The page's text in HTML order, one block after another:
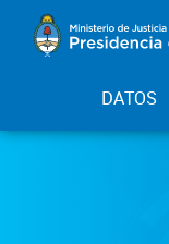
DATOS